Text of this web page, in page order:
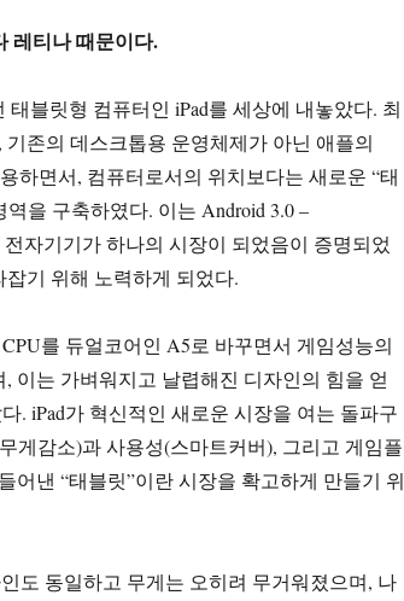
레티나 때문이다.
태블릿형 컴퓨터인 iPad를 세상에 내놓았다. 최
존의 데스크톱용 운영체제가 아닌 애플의
하면서, 컴퓨터로서의 위치보다는 새로운 “태
을 구축하였다. 이는 Android 3.0 –
자기기가 하나의 시장이 되었음이 증명되었
잡기 위해 노력하게 되었다.
를 듀얼코어인 A5로 바꾸면서 게임성능의
이는 가벼워지고 날렵해진 디자인의 힘을 얻
. iPad가 혁신적인 새로운 시장을 여는 돌파구
게감소)과 사용성(스마트커버), 그리고 게임플
어낸 “태블릿”이란 시장을 확고하게 만들기 위
도 동일하고 무게는 오히려 무거워졌으며, 나